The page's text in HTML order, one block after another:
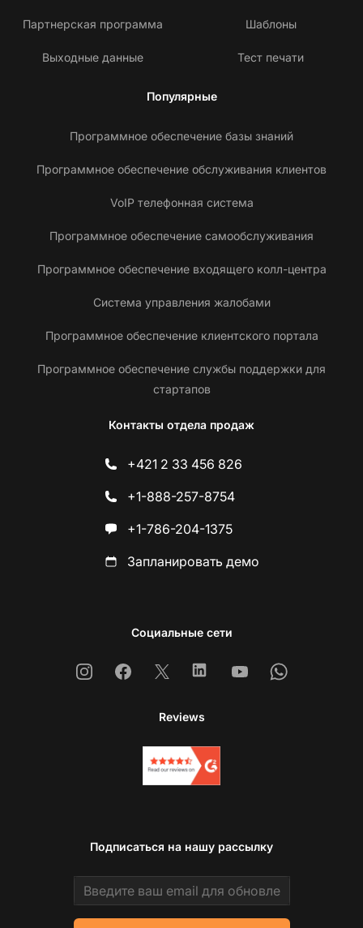
Партнерская программа
Выходные данные
Шаблоны
Тест печати
Популярные
Программное обеспечение базы знаний
Программное обеспечение обслуживания клиентов
VoIP телефонная система
Программное обеспечение самообслуживания
Программное обеспечение входящего колл-центра
Система управления жалобами
Программное обеспечение клиентского портала
Программное обеспечение службы поддержки для
стартапов
Контакты отдела продаж
+421 2 33 456 826
+1-888-257-8754
+1-786-204-1375
Запланировать демо
Социальные сети
InstagramFacebook
X LinkedinYoutubeWhatsapp
Reviews
Подписаться на нашу рассылку
Email address